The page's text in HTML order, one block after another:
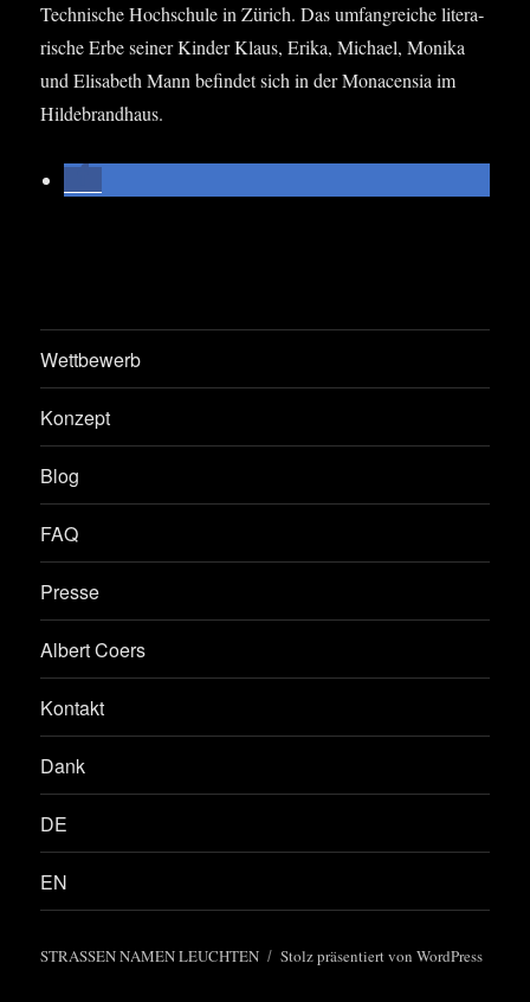
Tech­ni­sche Hoch­schu­le in Zürich. Das umfang­rei­che lite­ra­
ri­sche Erbe sei­ner Kin­der Klaus, Eri­ka, Micha­el, Moni­ka
und Eli­sa­beth Mann befin­det sich in der Mona­cen­sia im
Hildebrandhaus.
Wettbewerb
Konzept
Blog
FAQ
Presse
Albert Coers
Kontakt
Dank
DE
EN
STRASSEN NAMEN LEUCHTEN Stolz präsentiert von WordPress